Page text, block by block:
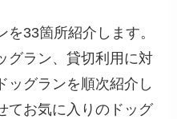
33箇所紹介します。
グラン、貸切利用に対
ッグランを順次紹介し
てお気に入りのドッグ